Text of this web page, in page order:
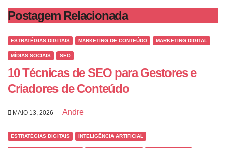
Postagem Relacionada
ESTRATÉGIAS DIGITAIS MARKETING DE CONTEÚDO MARKETING DIGITAL
MÍDIAS SOCIAIS SEO
10 Técnicas de SEO para Gestores e
Criadores de Conteúdo
MAIO 13, 2026 Andre
ESTRATÉGIAS DIGITAIS INTELIGÊNCIA ARTIFICIAL